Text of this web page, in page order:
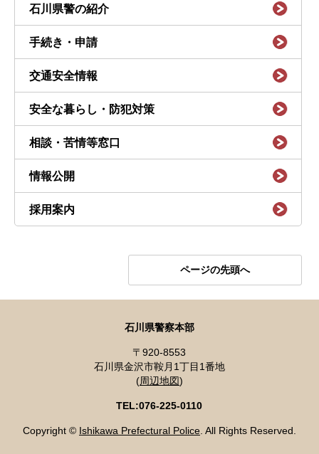
石川県警の紹介
手続き・申請
交通安全情報
安全な暮らし・防犯対策
相談・苦情等窓口
情報公開
採用案内
ページの先頭へ
石川県警察本部
〒920-8553
石川県金沢市鞍月1丁目1番地
(周辺地図)
TEL:076-225-0110
Copyright © Ishikawa Prefectural Police. All Rights Reserved.